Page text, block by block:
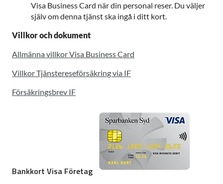
Visa Business Card när din personal reser. Du väljer
själv om denna tjänst ska ingå i ditt kort.
Villkor och dokument
Allmänna villkor Visa Business Card
Villkor Tjänstereseförsäkring via IF
Försäkringsbrev IF
Bankkort Visa Företag